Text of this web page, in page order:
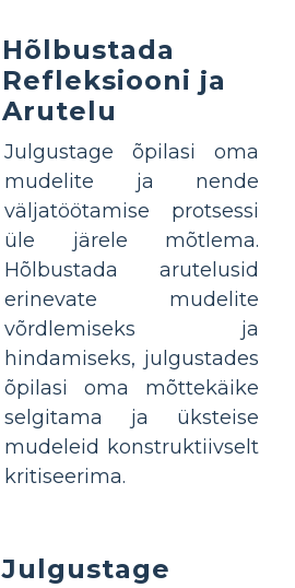
Hõlbustada
Refleksiooni ja
Arutelu
Julgustage õpilasi oma
mudelite ja nende
väljatöötamise protsessi
üle järele mõtlema.
Hõlbustada arutelusid
erinevate mudelite
võrdlemiseks ja
hindamiseks, julgustades
õpilasi oma mõttekäike
selgitama ja üksteise
mudeleid konstruktiivselt
kritiseerima.
Julgustage